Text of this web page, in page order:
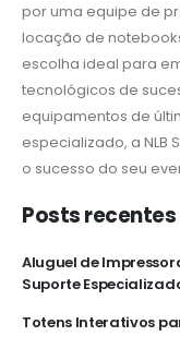
por uma equipe de
locação de
escolha ideal para
tecnológicos de
equipamentos de
especializado, a NLB
o sucesso do seu
Posts recentes
Aluguel de
Suporte
Totens Interativos